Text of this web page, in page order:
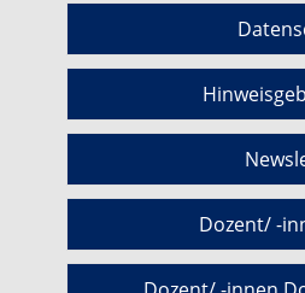
Dozent/ -